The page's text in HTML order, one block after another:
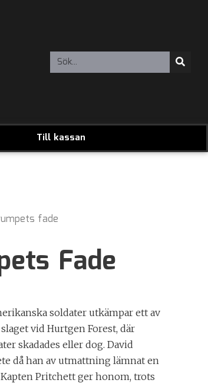
Till kassan
fade
Fade
soldater utkämpar ett av
vid Hurtgen Forest, där
skadades eller dog. David
då han av utmattning lämnat en
Pritchett ger honom, trots